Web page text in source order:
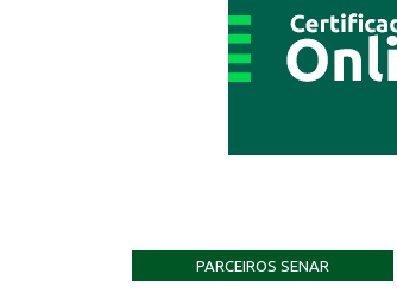
PARCEIROS SENAR